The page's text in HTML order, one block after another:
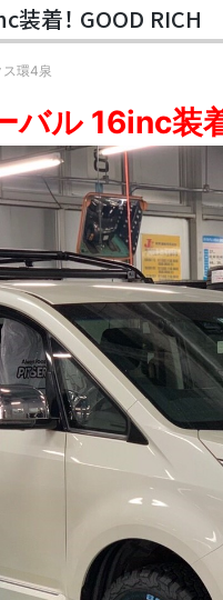
装着！ GOOD RICH
ス環4泉
バル 16inc装